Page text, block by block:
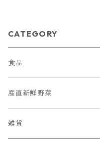
CATEGORY
食品
菓子
蕎麦ころりん
そば
産直新鮮野菜
おまかせ新鮮野菜詰め合わせ
雑貨